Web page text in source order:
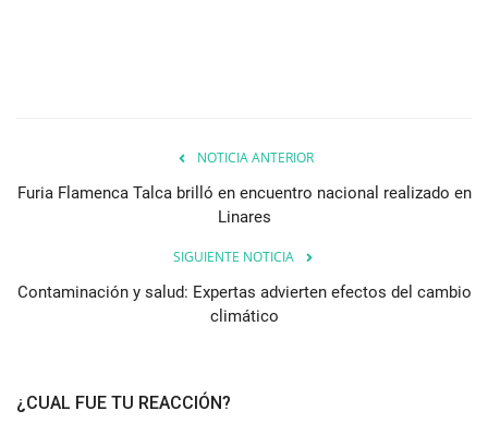
NOTICIA ANTERIOR
Furia Flamenca Talca brilló en encuentro nacional realizado en
Linares
SIGUIENTE NOTICIA
Contaminación y salud: Expertas advierten efectos del cambio
climático
¿CUAL FUE TU REACCIÓN?